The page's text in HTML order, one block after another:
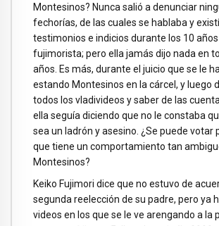
Montesinos? Nunca salió a denunciar
fechorías, de las cuales se hablaba y
testimonios e indicios durante los 10
fujimorista; pero ella jamás dijo nada en
años. Es más, durante el juicio que se le
estando Montesinos en la cárcel, y luego
todos los vladivideos y saber de las
ella seguía diciendo que no le constaba
sea un ladrón y asesino. ¿Se puede votar
que tiene un comportamiento tan
Montesinos?
Keiko Fujimori dice que no estuvo de
segunda reelección de su padre, pero ya
videos en los que se le ve arengando a la